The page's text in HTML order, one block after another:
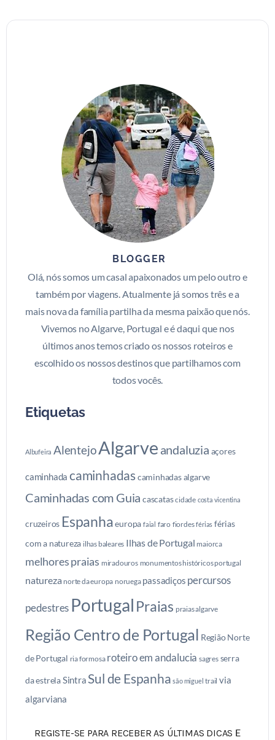
BLOGGER
Olá, nós somos um casal apaixonados um pelo outro e
também por viagens. Atualmente já somos três e a
mais nova da família partilha da mesma paixão que nós.
Vivemos no Algarve, Portugal e é daqui que nos
últimos anos temos criado os nossos roteiros e
escolhido os nossos destinos que partilhamos com
todos vocês.
Etiquetas
Albufeira AlentejoAlgarve andaluzia açores
caminhada caminhadascaminhadas algarve
Caminhadas com Guia cascatascidade costa vicentina
cruzeiros Espanha europa faial faro fiordes férias férias
com a natureza ilhas baleares Ilhas de Portugal maiorca
melhores praias miradouros monumentos históricos portugal
natureza norte da europa noruega passadiços percursos
pedestres Portugal Praias praias algarve
Região Centro de Portugal Região Norte
de Portugal ria formosa roteiro em andalucia sagres serra
da estrelaSintra Sul de Espanha são miguel trail via
algarviana
REGISTE-SE PARA RECEBER AS ÚLTIMAS DICAS E